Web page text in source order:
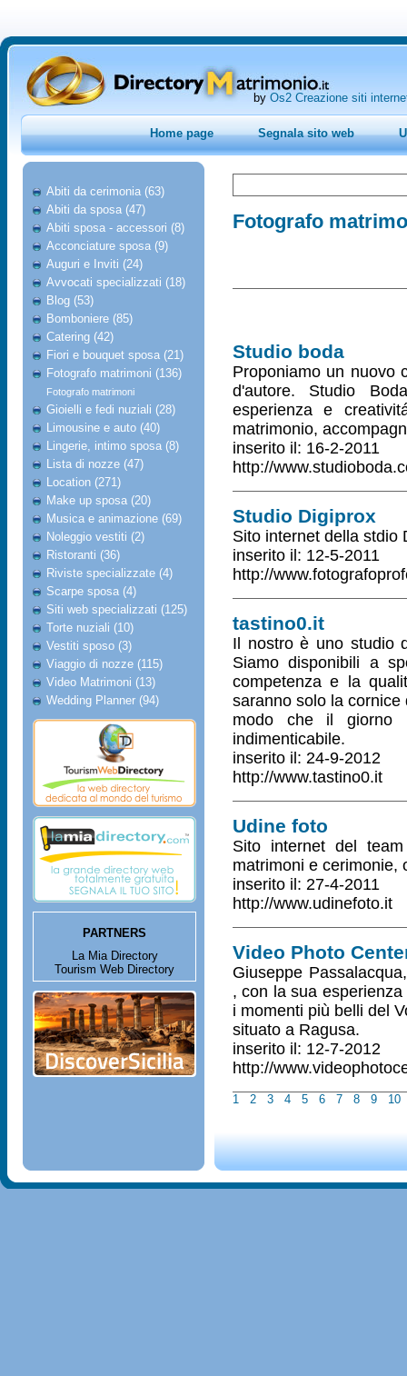
by Os2 Creazione siti
Home page Segnala sito web
Abiti da cerimonia (63)
Abiti da sposa (47)
Abiti sposa - accessori (8)
Acconciature sposa (9)
Auguri e Inviti (24)
Avvocati specializzati (18)
Blog (53)
Bomboniere (85)
Catering (42)
Fiori e bouquet sposa (21)
Fotografo matrimoni (136)
Fotografo matrimoni
Gioielli e fedi nuziali (28)
Limousine e auto (40)
Lingerie, intimo sposa (8)
Lista di nozze (47)
Location (271)
Make up sposa (20)
Musica e animazione (69)
Noleggio vestiti (2)
Ristoranti (36)
Riviste specializzate (4)
Scarpe sposa (4)
Siti web specializzati (125)
Torte nuziali (10)
Vestiti sposo (3)
Viaggio di nozze (115)
Video Matrimoni (13)
Wedding Planner (94)
PARTNERS
La Mia Directory
Tourism Web Directory
Fotografo
Studio boda
Proponiamo un nuovo
d'autore. Studio
esperienza e
matrimonio,
inserito il: 16-2-2011
http://
Studio Digiprox
Sito internet della stdio
inserito il: 12-5-2011
http://
tastino0.it
Il nostro è uno studio
Siamo disponibili a
competenza e la
saranno solo la
modo che il giorno
indimenticabile.
inserito il: 24-9-2012
http://www.tastino0.it
Udine foto
Sito internet del
matrimoni e cerimonie,
inserito il: 27-4-2011
http://www.udinefoto.it
Video Photo
Giuseppe
, con la sua
i momenti più belli del
situato a Ragusa.
inserito il: 12-7-2012
http://
1 2 3 4 5 6 7 8 9 10